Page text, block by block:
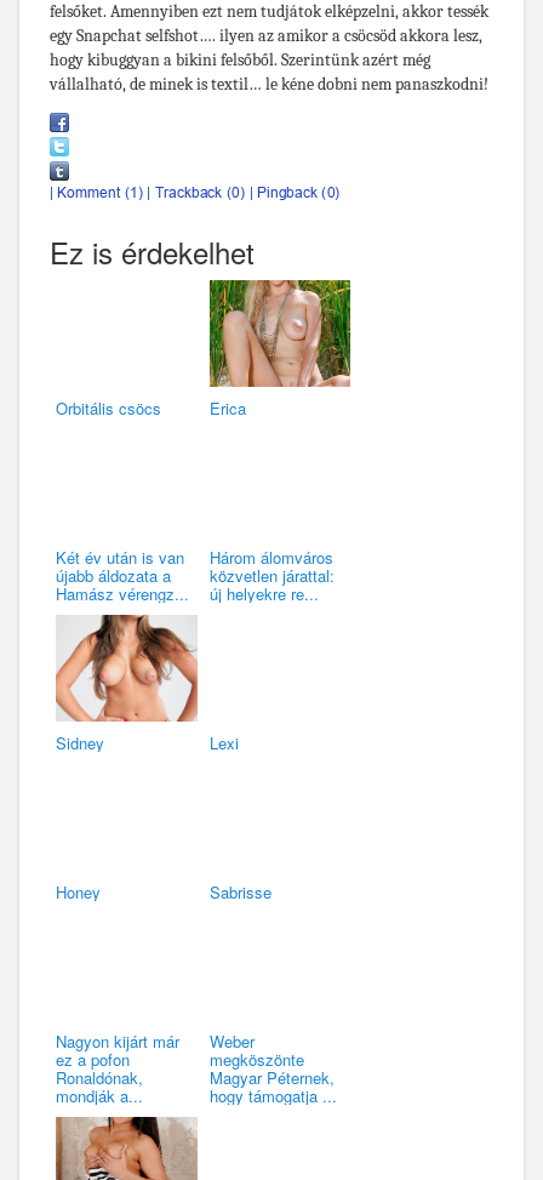
felsőket. Amennyiben ezt nem tudjátok elképzelni, akkor tessék
egy Snapchat selfshot…. ilyen az amikor a csöcsöd akkora lesz,
hogy kibuggyan a bikini felsőből. Szerintünk azért még
vállalható, de minek is textil… le kéne dobni nem panaszkodni!
Ez is érdekelhet
Orbitális csöcs Erica
Két év után is van
újabb áldozata a
Hamász vérengz...
Három álomváros
közvetlen járattal:
új helyekre re...
Sidney Lexi
Honey Sabrisse
Nagyon kijárt már
ez a pofon
Ronaldónak,
mondják a...
Weber
megköszönte
Magyar Péternek,
hogy támogatja ...